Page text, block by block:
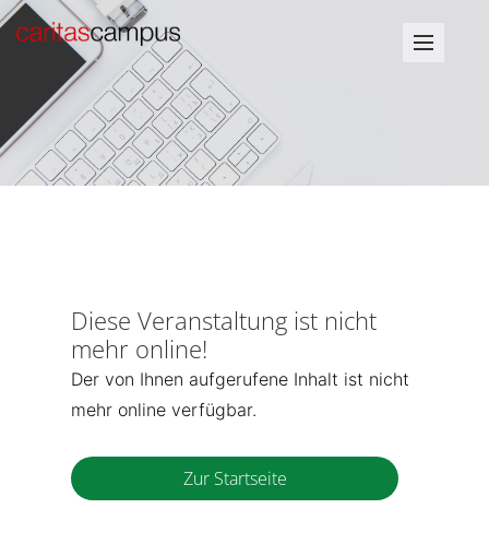
Diese Veranstaltung ist nicht
mehr online!
Der von Ihnen aufgerufene Inhalt ist nicht
mehr online verfügbar.
Zur Startseite